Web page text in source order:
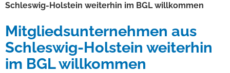
Schleswig-Holstein weiterhin im BGL willkommen
Mitgliedsunternehmen aus
Schleswig-Holstein weiterhin
im BGL willkommen